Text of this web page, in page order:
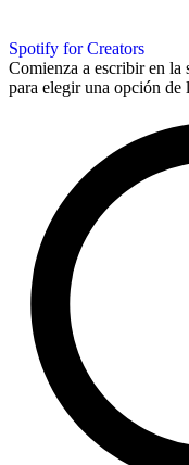
Spotify for Creators
Comienza a escribir en la
para elegir una opción de